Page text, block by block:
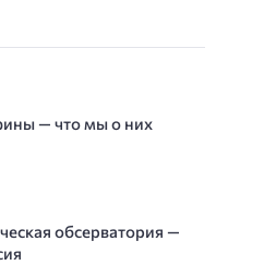
— что мы о них
обсерватория —